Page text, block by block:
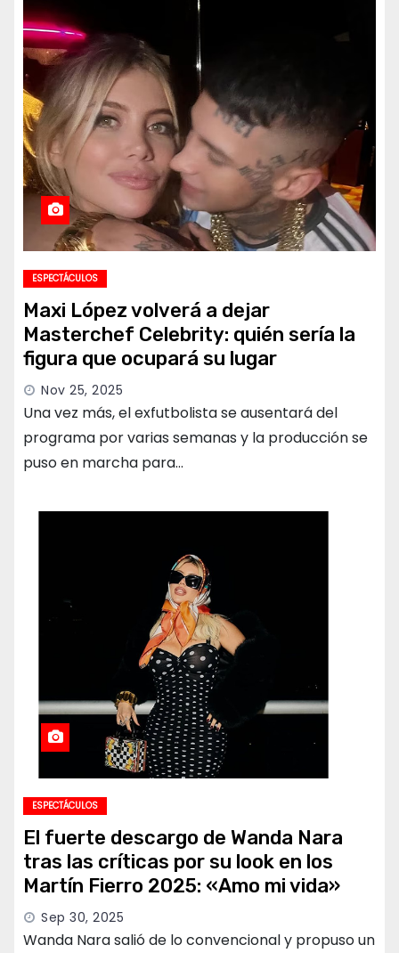
ESPECTÁCULOS
Maxi López volverá a dejar
Masterchef Celebrity: quién sería la
figura que ocupará su lugar
Nov 25, 2025
Una vez más, el exfutbolista se ausentará del
programa por varias semanas y la producción se
puso en marcha para…
ESPECTÁCULOS
El fuerte descargo de Wanda Nara
tras las críticas por su look en los
Martín Fierro 2025: «Amo mi vida»
Sep 30, 2025
Wanda Nara salió de lo convencional y propuso un